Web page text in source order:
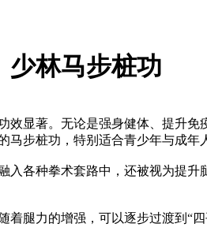
少林马步桩功
著。无论是强身健体、提升免
步桩功，特别适合青少年与成年
种拳术套路中，还被视为提升
力的增强，可以逐步过渡到“四